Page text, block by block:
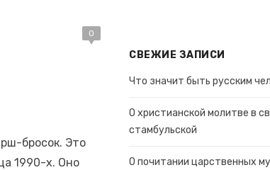
0
бросок. Это
1990-х. Оно
СВЕЖИЕ ЗАПИСИ
Что значит быть русским
О христианской молитве в
стамбульской
О почитании царственных